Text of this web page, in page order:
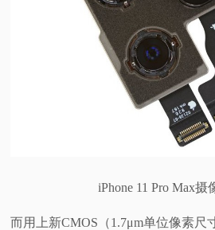
iPhone 11 Pro Max摄
而用上新CMOS（1.7μm单位像素尺